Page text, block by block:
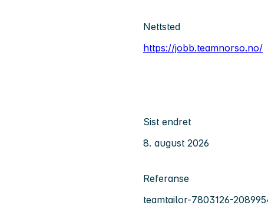
Nettsted
https://jobb.teamnorso.no/
Sist endret
8. august 2026
Referanse
teamtailor-7803126-